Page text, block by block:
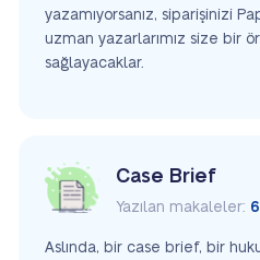
yazamıyorsanız, siparişinizi
uzman yazarlarımız size bir
sağlayacaklar.
Case Brief
Yazılan makaleler:
Aslında, bir case brief, bir